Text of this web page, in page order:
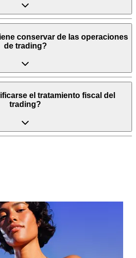
conservar de las operaciones
de trading?
el tratamiento fiscal del
trading?